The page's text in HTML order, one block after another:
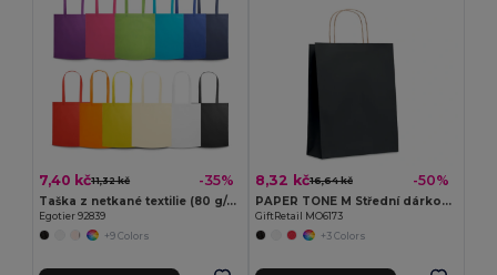
7,40 kč11,32 kč -35%
Taška z netkané textilie (80 g/m²)
Egotier 92839
+9 Colors
8,32 kč16,64 kč -50%
PAPER TONE M Střední dárková taška
GiftRetail MO6173
+3 Colors